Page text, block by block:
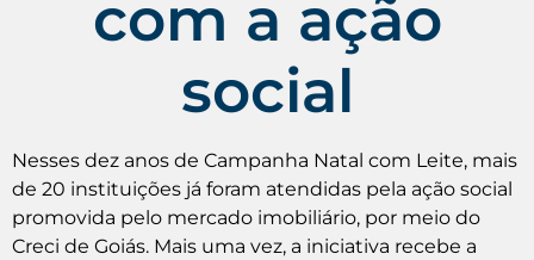
com a ação
social
Nesses dez anos de Campanha Natal com Leite, mais
de 20 instituições já foram atendidas pela ação social
promovida pelo mercado imobiliário, por meio do
Creci de Goiás. Mais uma vez, a iniciativa recebe a